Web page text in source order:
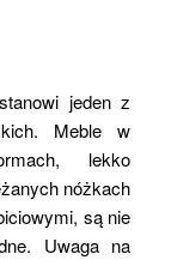
jeden z
Meble w
lekko
nóżkach
są nie
Uwaga na